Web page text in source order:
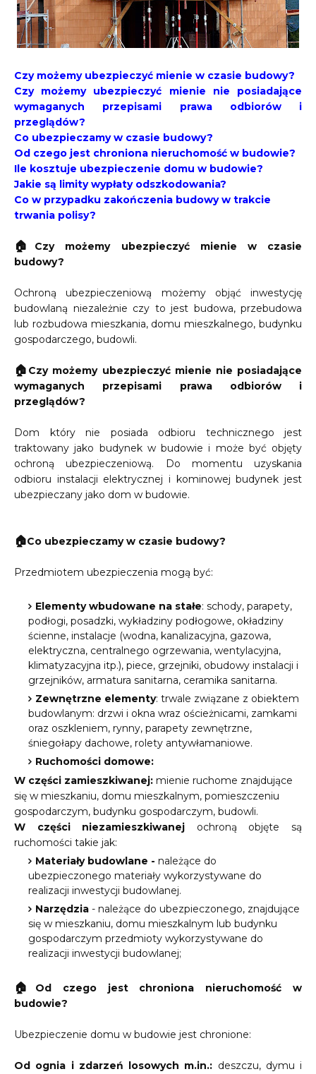
Czy możemy ubezpieczyć mienie w czasie budowy?
Czy możemy ubezpieczyć mienie nie posiadające
wymaganych przepisami prawa odbiorów i
przeglądów?
Co ubezpieczamy w czasie budowy?
Od czego jest chroniona nieruchomość w budowie?
Ile kosztuje ubezpieczenie domu w budowie?
Jakie są limity wypłaty odszkodowania?
Co w przypadku zakończenia budowy w trakcie
trwania polisy?
🏠 Czy możemy ubezpieczyć mienie w czasie
budowy?
Ochroną ubezpieczeniową możemy objąć inwestycję
budowlaną niezależnie czy to jest budowa, przebudowa
lub rozbudowa mieszkania, domu mieszkalnego, budynku
gospodarczego, budowli.
🏠 Czy możemy ubezpieczyć mienie nie posiadające
wymaganych przepisami prawa odbiorów i
przeglądów?
Dom który nie posiada odbioru technicznego jest
traktowany jako budynek w budowie i może być objęty
ochroną ubezpieczeniową. Do momentu uzyskania
odbioru instalacji elektrycznej i kominowej budynek jest
ubezpieczany jako dom w budowie.
🏠Co ubezpieczamy w czasie budowy?
Przedmiotem ubezpieczenia mogą być:
Elementy wbudowane na stałe: schody, parapety,
podłogi, posadzki, wykładziny podłogowe, okładziny
ścienne, instalacje (wodna, kanalizacyjna, gazowa,
elektryczna, centralnego ogrzewania, wentylacyjna,
klimatyzacyjna itp.), piece, grzejniki, obudowy instalacji i
grzejników, armatura sanitarna, ceramika sanitarna.
Zewnętrzne elementy: trwale związane z obiektem
budowlanym: drzwi i okna wraz ościeżnicami, zamkami
oraz oszkleniem, rynny, parapety zewnętrzne,
śniegołapy dachowe, rolety antywłamaniowe.
Ruchomości domowe:
W części zamieszkiwanej: mienie ruchome znajdujące
się w mieszkaniu, domu mieszkalnym, pomieszczeniu
gospodarczym, budynku gospodarczym, budowli.
W części niezamieszkiwanej ochroną objęte są
ruchomości takie jak:
Materiały budowlane - należące do
ubezpieczonego materiały wykorzystywane do
realizacji inwestycji budowlanej.
Narzędzia - należące do ubezpieczonego, znajdujące
się w mieszkaniu, domu mieszkalnym lub budynku
gospodarczym przedmioty wykorzystywane do
realizacji inwestycji budowlanej;
🏠 Od czego jest chroniona nieruchomość w
budowie?
Ubezpieczenie domu w budowie jest chronione:
Od ognia i zdarzeń losowych m.in.: deszczu, dymu i